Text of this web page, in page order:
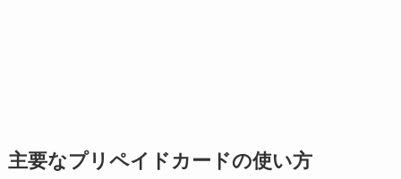
主要なプリペイドカードの使い方